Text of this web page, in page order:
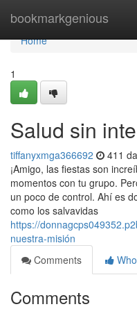
bookmarkgenious
Home
Home
1
Salud sin
tiffanyxmga366692 411
¡Amigo, las fiestas son
momentos con tu grupo.
un poco de control. Ahí es
como los salvavidas
https://
nuestra-misión
Comments
Comments